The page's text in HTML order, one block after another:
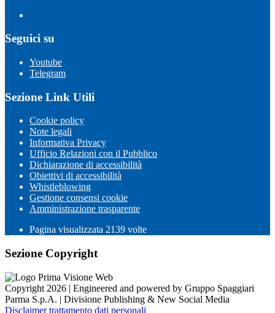
Seguici su
Youtube
Telegram
Sezione Link Utili
Cookie policy
Note legali
Informativa Privacy
Ufficio Relazioni con il Pubblico
Dichiarazione di accessibilità
Obiettivi di accessibilità
Whistleblowing
Gestione consensi cookie
Amministrazione trasparente
Pagina visualizzata 2139 volte
Sezione Copyright
Copyright 2026 | Engineered and powered by Gruppo Spaggiari
Parma S.p.A. | Divisione Publishing & New Social Media
Disclaimer trattamento dati personali